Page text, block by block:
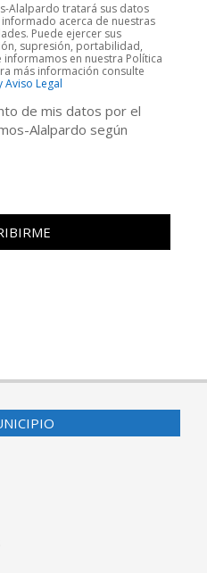
Alalpardo tratará sus datos
acerca de nuestras
Puede ejercer sus
supresión, portabilidad,
en nuestra Política
más información consulte
Aviso Legal
de mis datos por el
Alalpardo según